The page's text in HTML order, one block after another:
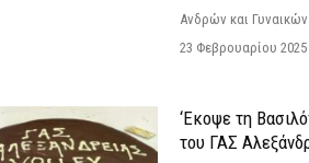
Ανδρών και
23 Φεβρουαρίου
‘Εκοψε τη
του ΓΑΣ